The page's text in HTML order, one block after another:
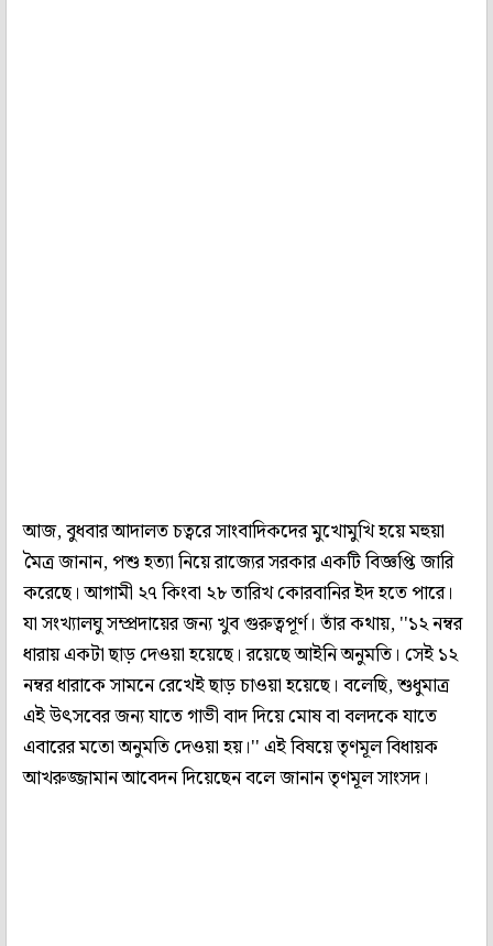
আজ, বুধবার আদালত চত্বরে সাংবাদিকদের মুখোমুখি হয়ে মহুয়া
মৈত্র জানান, পশু হত্যা নিয়ে রাজ্যের সরকার একটি বিজ্ঞপ্তি জারি
করেছে। আগামী ২৭ কিংবা ২৮ তারিখ কোরবানির ইদ হতে পারে।
যা সংখ্যালঘু সম্প্রদায়ের জন্য খুব গুরুত্বপূর্ণ। তাঁর কথায়, ''১২ নম্বর
ধারায় একটা ছাড় দেওয়া হয়েছে। রয়েছে আইনি অনুমতি। সেই ১২
নম্বর ধারাকে সামনে রেখেই ছাড় চাওয়া হয়েছে। বলেছি, শুধুমাত্র
এই উৎসবের জন্য যাতে গাভী বাদ দিয়ে মোষ বা বলদকে যাতে
এবারের মতো অনুমতি দেওয়া হয়।'' এই বিষয়ে তৃণমূল বিধায়ক
আখরুজ্জামান আবেদন দিয়েছেন বলে জানান তৃণমূল সাংসদ।